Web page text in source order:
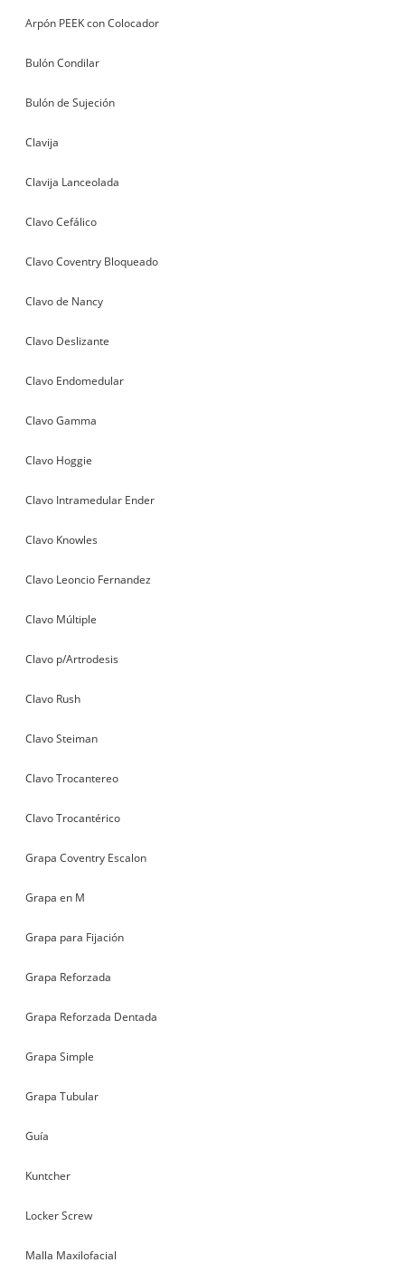
Arpón PEEK con Colocador
Bulón Condilar
Bulón de Sujeción
Clavija
Clavija Lanceolada
Clavo Cefálico
Clavo Coventry Bloqueado
Clavo de Nancy
Clavo Deslizante
Clavo Endomedular
Clavo Gamma
Clavo Hoggie
Clavo Intramedular Ender
Clavo Knowles
Clavo Leoncio Fernandez
Clavo Múltiple
Clavo p/Artrodesis
Clavo Rush
Clavo Steiman
Clavo Trocantereo
Clavo Trocantérico
Grapa Coventry Escalon
Grapa en M
Grapa para Fijación
Grapa Reforzada
Grapa Reforzada Dentada
Grapa Simple
Grapa Tubular
Guía
Kuntcher
Locker Screw
Malla Maxilofacial